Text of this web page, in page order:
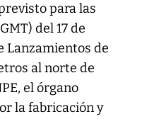
para las
del 17 de
Lanzamientos de
al norte de
el órgano
la fabricación y